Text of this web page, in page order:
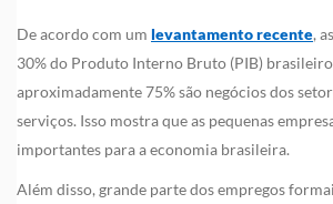
De acordo com um levantamento recente,
30% do Produto Interno Bruto (PIB) brasileiro
aproximadamente 75% são negócios dos
serviços. Isso mostra que as pequenas
importantes para a economia brasileira.
Além disso, grande parte dos empregos